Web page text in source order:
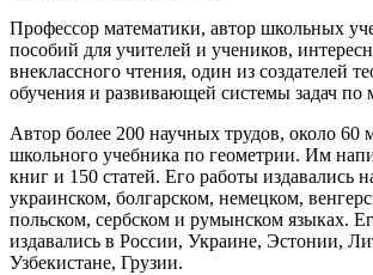
Профессор математики, автор школьных
пособий для учителей и учеников,
внеклассного чтения, один из создателей
обучения и развивающей системы задач по
Автор более 200 научных трудов, около 60
школьного учебника по геометрии. Им
книг и 150 статей. Его работы издавались
украинском, болгарском, немецком,
польском, сербском и румынском языках.
издавались в России, Украине, Эстонии,
Узбекистане, Грузии.